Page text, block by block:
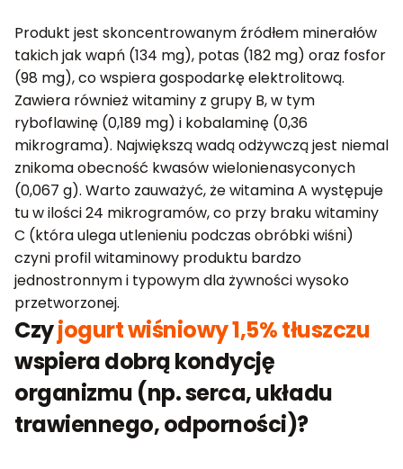
Produkt jest skoncentrowanym źródłem minerałów
takich jak wapń (134 mg), potas (182 mg) oraz fosfor
(98 mg), co wspiera gospodarkę elektrolitową.
Zawiera również witaminy z grupy B, w tym
ryboflawinę (0,189 mg) i kobalaminę (0,36
mikrograma). Największą wadą odżywczą jest niemal
znikoma obecność kwasów wielonienasyconych
(0,067 g). Warto zauważyć, że witamina A występuje
tu w ilości 24 mikrogramów, co przy braku witaminy
C (która ulega utlenieniu podczas obróbki wiśni)
czyni profil witaminowy produktu bardzo
jednostronnym i typowym dla żywności wysoko
przetworzonej.
Czyjogurt wiśniowy 1,5% tłuszczu
wspiera dobrą kondycję
organizmu (np. serca, układu
trawiennego, odporności)?